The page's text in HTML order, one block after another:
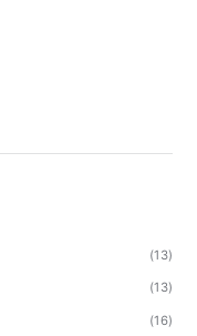
(13)
(13)
(16)